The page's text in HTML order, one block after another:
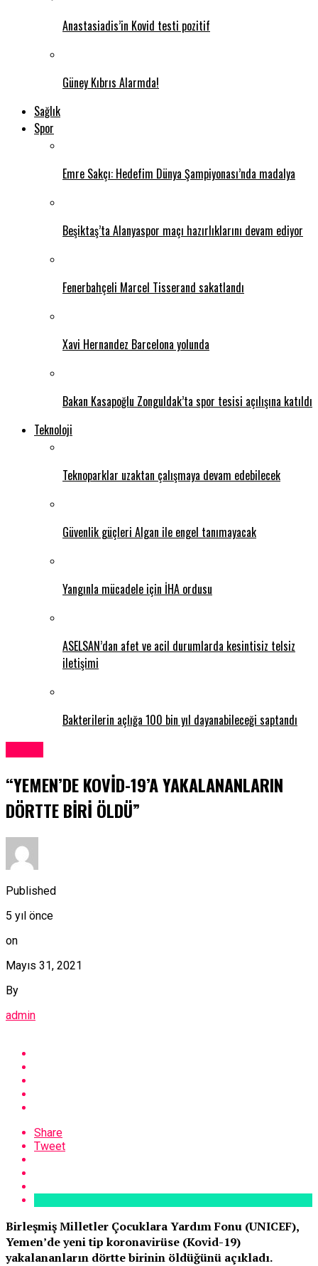
Anastasiadis’in Kovid testi pozitif
Güney Kıbrıs Alarmda!
Sağlık
Spor
Emre Sakçı: Hedefim Dünya Şampiyonası’nda madalya
Beşiktaş’ta Alanyaspor maçı hazırlıklarını devam ediyor
Fenerbahçeli Marcel Tisserand sakatlandı
Xavi Hernandez Barcelona yolunda
Bakan Kasapoğlu Zonguldak’ta spor tesisi açılışına katıldı
Teknoloji
Teknoparklar uzaktan çalışmaya devam edebilecek
Güvenlik güçleri Algan ile engel tanımayacak
Yangınla mücadele için İHA ordusu
ASELSAN’dan afet ve acil durumlarda kesintisiz telsiz
iletişimi
Bakterilerin açlığa 100 bin yıl dayanabileceği saptandı
“YEMEN’DE KOVİD-19’A YAKALANANLARIN
DÖRTTE BİRİ ÖLDÜ”
Published
5 yıl önce
on
Mayıs 31, 2021
By
admin
Share
Tweet
Birleşmiş Milletler Çocuklara Yardım Fonu (UNICEF),
Yemen’de yeni tip koronavirüse (Kovid-19)
yakalananların dörtte birinin öldüğünü açıkladı.